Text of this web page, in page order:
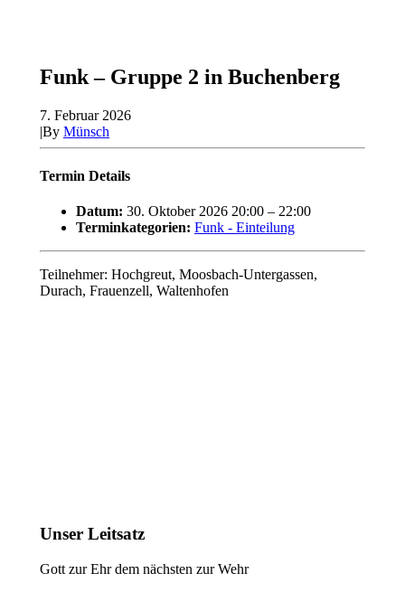
Funk – Gruppe 2 in Buchenberg
7. Februar 2026
|By Münsch
Termin Details
Datum: 30. Oktober 2026 20:00 – 22:00
Terminkategorien: Funk - Einteilung
Teilnehmer: Hochgreut, Moosbach-Untergassen,
Durach, Frauenzell, Waltenhofen
Unser Leitsatz
Gott zur Ehr dem nächsten zur Wehr